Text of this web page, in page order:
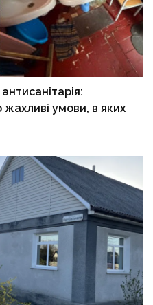
умови, в яких